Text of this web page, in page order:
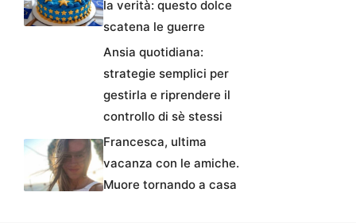
la verità: questo dolce
scatena le guerre
Ansia quotidiana:
strategie semplici per
gestirla e riprendere il
controllo di sè stessi
Francesca, ultima
vacanza con le amiche.
Muore tornando a casa